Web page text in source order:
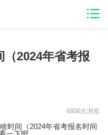
2024年省考报
6806次浏览
时间（2024年省考报名时间